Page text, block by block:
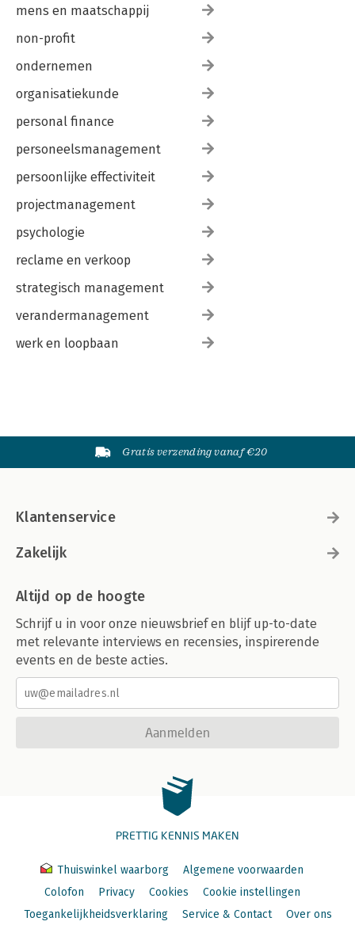
mens en maatschappij
non-profit
ondernemen
organisatiekunde
personal finance
personeelsmanagement
persoonlijke effectiviteit
projectmanagement
psychologie
reclame en verkoop
strategisch management
verandermanagement
werk en loopbaan
Gratis verzending vanaf €20
Klantenservice
Zakelijk
Altijd op de hoogte
Schrijf u in voor onze nieuwsbrief en blijf up-to-date
met relevante interviews en recensies, inspirerende
events en de beste acties.
Aanmelden
PRETTIG KENNIS MAKEN
Thuiswinkel waarborg
Algemene voorwaarden
Colofon
Privacy Cookies
Cookie instellingen
Toegankelijkheidsverklaring
Service & Contact Over ons